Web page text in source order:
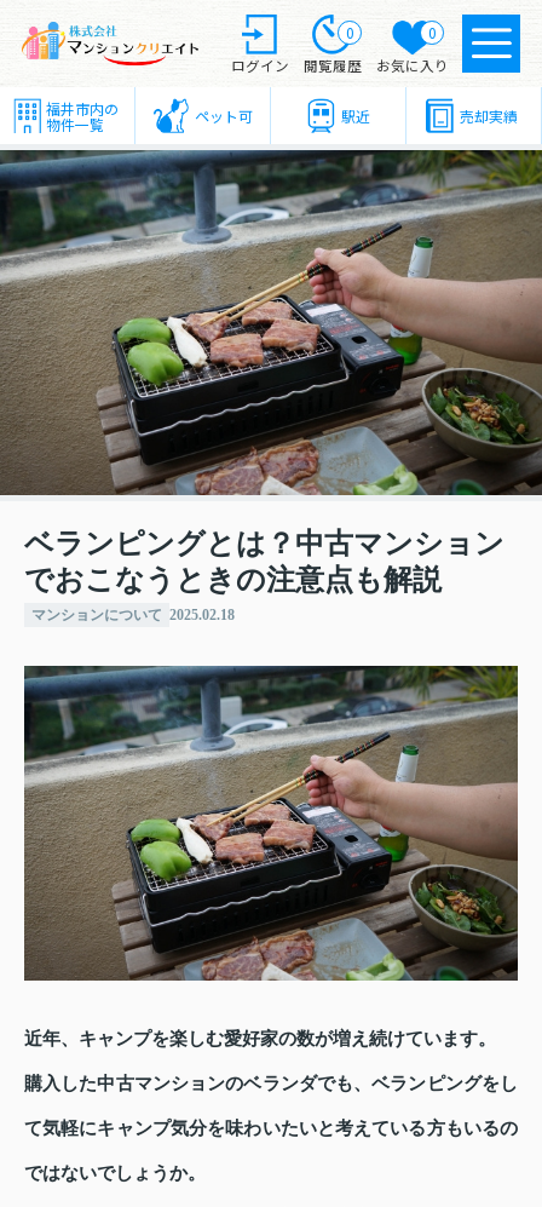
ログイン
0
閲覧履歴
0
お気に入り
福井市内の
物件一覧 ペット可 駅近 売却実績
ベランピングとは？中古マンション
でおこなうときの注意点も解説
マンションについて 2025.02.18
近年、キャンプを楽しむ愛好家の数が増え続けています。
購入した中古マンションのベランダでも、ベランピングをし
て気軽にキャンプ気分を味わいたいと考えている方もいるの
ではないでしょうか。